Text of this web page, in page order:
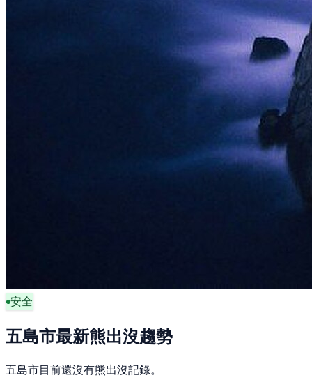
安全
五島市最新熊出沒趨勢
五島市目前還沒有熊出沒記錄。